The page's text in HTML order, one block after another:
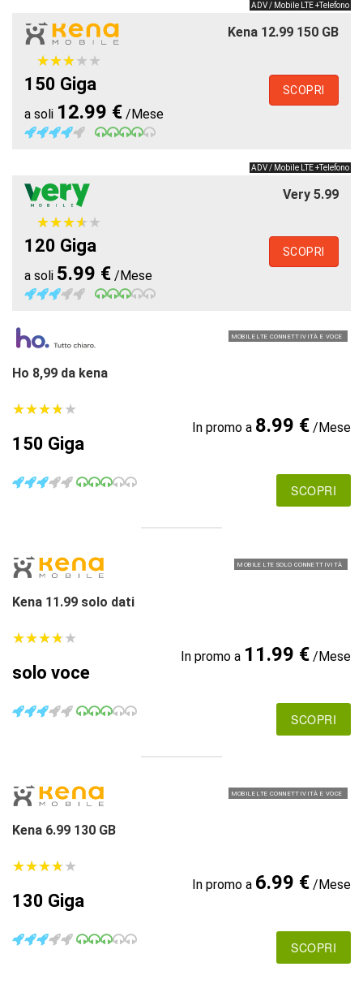
ADV / Mobile LTE +Telefono
Kena 12.99 150 GB
★★★★★
★★★★★
150 Giga
a soli 12.99 € /Mese
SCOPRI
ADV / Mobile LTE +Telefono
Very 5.99
★★★★★
★★★★★
120 Giga
a soli 5.99 € /Mese
SCOPRI
MOBILE LTE CONNETTIVITÀ E VOCE
Ho 8,99 da kena
★★★★★
★★★★★
150 Giga
In promo a 8.99 €/Mese
SCOPRI
MOBILE LTE SOLO CONNETTIVITÀ
Kena 11.99 solo dati
★★★★★
★★★★★
solo voce
In promo a 11.99 €/Mese
SCOPRI
MOBILE LTE CONNETTIVITÀ E VOCE
Kena 6.99 130 GB
★★★★★
★★★★★
130 Giga
In promo a 6.99 €/Mese
SCOPRI